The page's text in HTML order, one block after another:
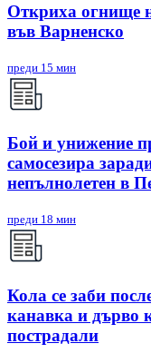
Откриха огнище
във Варненско
преди 15 мин
Бой и унижение
самосезира
непълнолетен в
преди 18 мин
Кола се заби
канавка и дърво
пострадали